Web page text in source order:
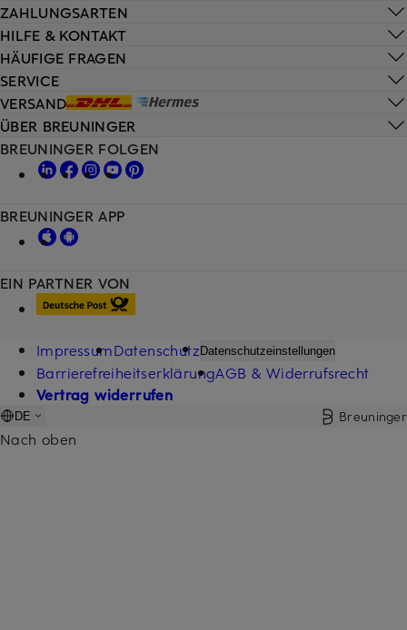
HILFE & KONTAKT
HÄUFIGE FRAGEN
SERVICE
VERSAND
ZAHLUNGSARTEN
ÜBER BREUNINGER
EIN PARTNER VON
BREUNINGER FOLGEN
BREUNINGER APP
ImpressumDatenschutzDatenschutzeinstellungen
BarrierefreiheitserklärungAGB & Widerrufsrecht
Vertrag widerrufen
DE Breuninger
Nach oben